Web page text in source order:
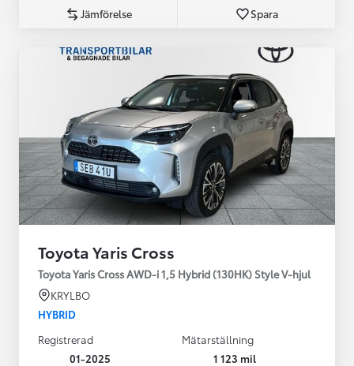
Jämförelse Spara
Toyota Yaris Cross
Toyota Yaris Cross AWD-i 1,5 Hybrid (130HK) Style V-hjul
KRYLBO
HYBRID
Registrerad
01-2025
Mätarställning
1 123 mil